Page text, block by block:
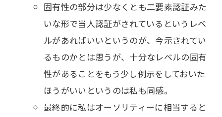
固有性の部分は少なくとも二要素認証みた
いな形で当人認証がされているというレベ
ルがあればいいというのが、今示されてい
るものかとは思うが、十分なレベルの固有
性があることをもう少し例示をしておいた
ほうがいいというのは私も同感。
最終的に私はオーソリティーに相当すると